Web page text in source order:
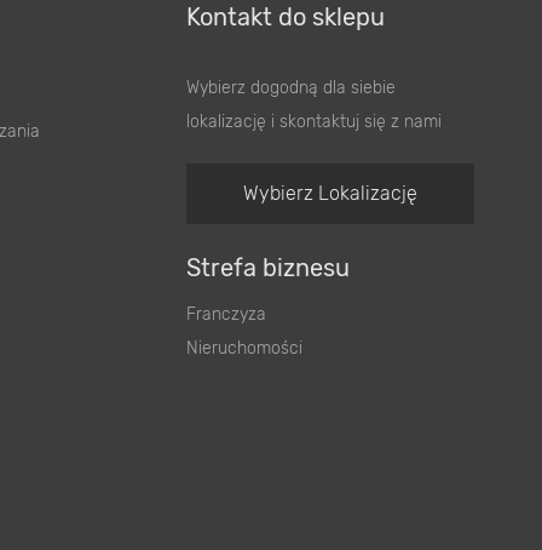
Kontakt do sklepu
Wybierz dogodną dla siebie
lokalizację i skontaktuj się z nami
Wybierz Lokalizację
Strefa biznesu
Franczyza
Nieruchomości